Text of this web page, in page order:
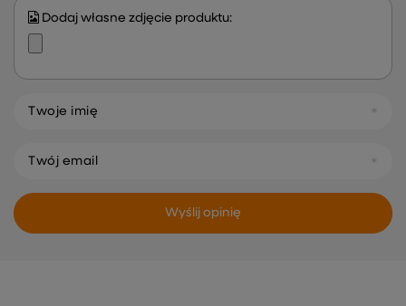
Dodaj własne zdjęcie produktu:
Twoje imię
Twój email
Wyślij opinię